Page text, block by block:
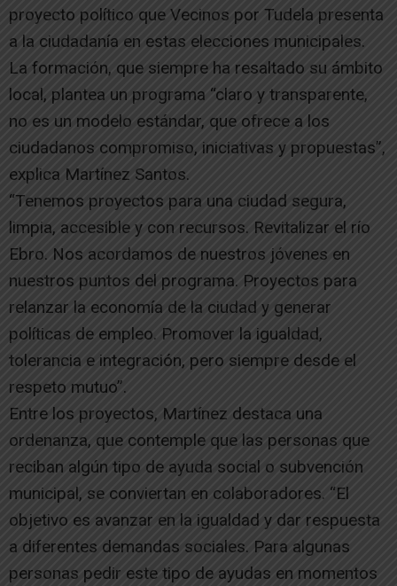
proyecto político que Vecinos por Tudela presenta
a la ciudadanía en estas elecciones municipales.
La formación, que siempre ha resaltado su ámbito
local, plantea un programa “claro y transparente,
no es un modelo estándar, que ofrece a los
ciudadanos compromiso, iniciativas y propuestas”,
explica Martínez Santos.
“Tenemos proyectos para una ciudad segura,
limpia, accesible y con recursos. Revitalizar el río
Ebro. Nos acordamos de nuestros jóvenes en
nuestros puntos del programa. Proyectos para
relanzar la economía de la ciudad y generar
políticas de empleo. Promover la igualdad,
tolerancia e integración, pero siempre desde el
respeto mutuo”.
Entre los proyectos, Martínez destaca una
ordenanza, que contemple que las personas que
reciban algún tipo de ayuda social o subvención
municipal, se conviertan en colaboradores. “El
objetivo es avanzar en la igualdad y dar respuesta
a diferentes demandas sociales. Para algunas
personas pedir este tipo de ayudas en momentos